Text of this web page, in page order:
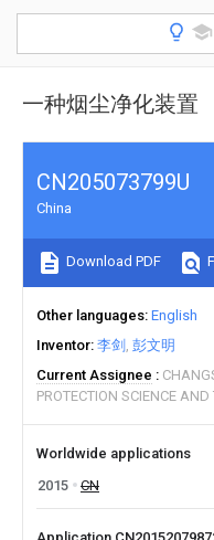
一种烟尘净化装置
CN205073799U
China
Download PDF
Other languages English
Inventor 李剑 彭文明
Current Assignee
PROTECTION SCIENCE
Worldwide applications
2015
CN